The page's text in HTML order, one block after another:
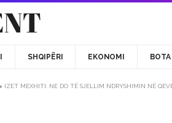
SHQIPËRI EKONOMI BOTA
> IZET MEXHITI: NE DO TË SJELLIM NDRYSHIMIN NË